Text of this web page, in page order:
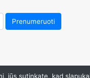
jūs sutinkate, kad